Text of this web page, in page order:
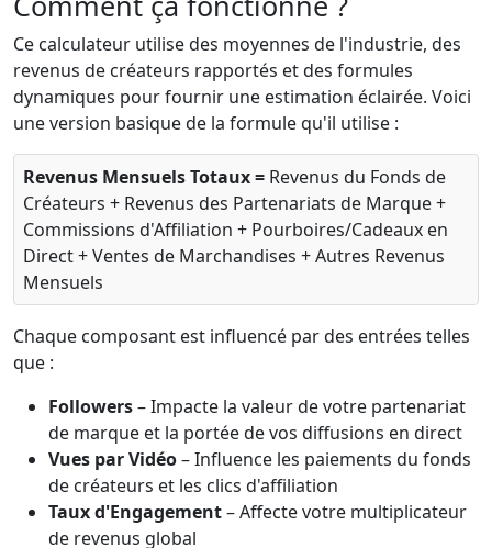
Ce calculateur utilise des moyennes de l'industrie, des
revenus de créateurs rapportés et des formules
dynamiques pour fournir une estimation éclairée. Voici
une version basique de la formule qu'il utilise :
Revenus Mensuels Totaux = Revenus du Fonds de
Créateurs + Revenus des Partenariats de Marque +
Commissions d'Affiliation + Pourboires/Cadeaux en
Direct + Ventes de Marchandises + Autres Revenus
Mensuels
Chaque composant est influencé par des entrées telles
que :
Followers– Impacte la valeur de votre partenariat
de marque et la portée de vos diffusions en direct
Vues par Vidéo– Influence les paiements du fonds
de créateurs et les clics d'affiliation
Taux d'Engagement– Affecte votre multiplicateur
de revenus global